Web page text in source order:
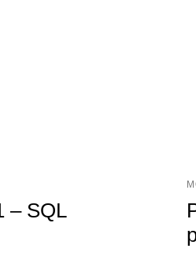
– SQL